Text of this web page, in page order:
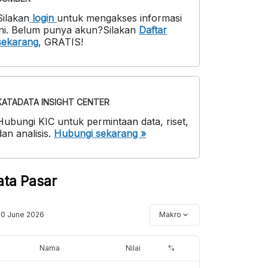
login untuk mengakses informasi
. Belum punya akun?Silakan Daftar
, GRATIS!
INSIGHT CENTER
KIC untuk permintaan data, riset,
analisis. Hubungi sekarang »
Pasar
June 2026 Makro
Nama Nilai %